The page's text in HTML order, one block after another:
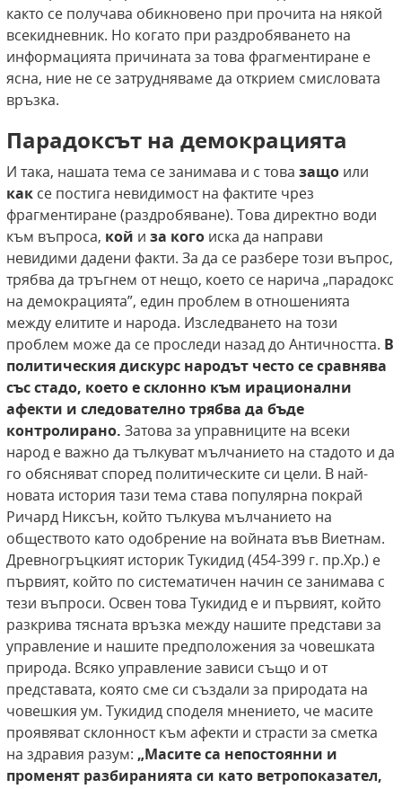
както се получава обикновено при прочита на някой
всекидневник. Но когато при раздробяването на
информацията причината за това фрагментиране е
ясна, ние не се затрудняваме да открием смисловата
връзка.
Парадоксът на демокрацията
И така, нашата тема се занимава и с това защо или
как се постига невидимост на фактите чрез
фрагментиране (раздробяване). Това директно води
към въпроса, кой и за кого иска да направи
невидими дадени факти. За да се разбере този въпрос,
трябва да тръгнем от нещо, което се нарича „парадокс
на демокрацията”, един проблем в отношенията
между елитите и народа. Изследването на този
проблем може да се проследи назад до Античността. В
политическиядискурс народът често се сравнява
със стадо, което е склонно към ирационални
афекти и следователно трябва да бъде
контролирано. Затова за управниците на всеки
народ е важно да тълкуват мълчанието на стадото и да
го обясняват според политическите си цели. В най-
новата история тази тема става популярна покрай
Ричард Никсън, който тълкува мълчанието на
обществото като одобрение на войната във Виетнам.
Древногръцкият историк Тукидид (454-399 г. пр.Хр.) е
първият, който по систематичен начин се занимава с
тези въпроси. Освен това Тукидид е и първият, който
разкрива тясната връзка между нашите представи за
управление и нашите предположения за човешката
природа. Всяко управление зависи също и от
представата, която сме си създали за природата на
човешкия ум. Тукидид споделя мнението, че масите
проявяват склонност към афекти и страсти за сметка
на здравия разум: „Масите са непостоянни и
променят разбиранията си като ветропоказател,